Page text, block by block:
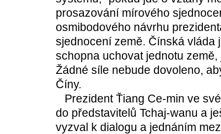
prosazování mírového
osmibodového návrhu
sjednocení země. Čínská vláda
schopna uchovat jednotu
Žádné síle nebude dovoleno,
Číny.
Prezident Ťiang Ce-min ve
do představitelů Tchaj-wanu a
vyzval k dialogu a jednáním